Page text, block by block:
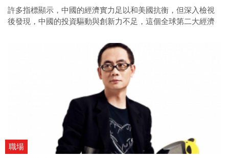
許多指標顯示，中國的經濟實力足以和美國抗衡，但深入檢視
後發現，中國的投資驅動與創新力不足，這個全球第二大經濟
職場